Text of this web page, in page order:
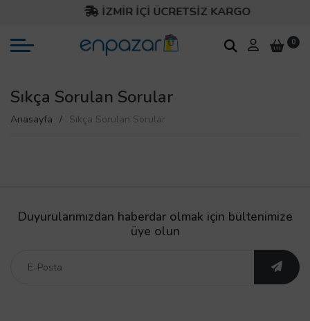
İZMİR İÇİ ÜCRETSİZ KARGO
0
Sıkça Sorulan Sorular
Anasayfa Sıkça Sorulan Sorular
Duyurularımızdan haberdar olmak için bültenimize
üye olun